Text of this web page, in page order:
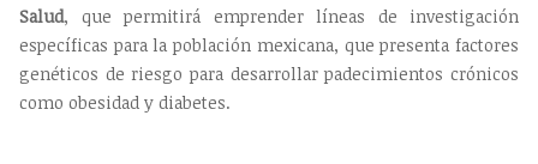
Salud, que permitirá emprender líneas de investigación
específicas para la población mexicana, que presenta factores
genéticos de riesgo para desarrollar padecimientos crónicos
como obesidad y diabetes.